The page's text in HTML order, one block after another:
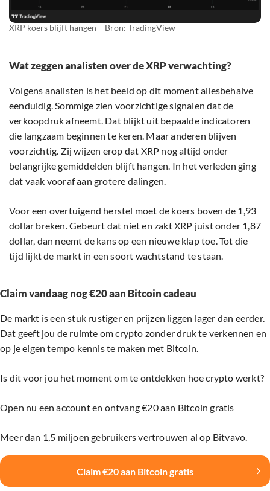
XRP koers blijft hangen – Bron: TradingView
Wat zeggen analisten over de XRP verwachting?
Volgens analisten is het beeld op dit moment allesbehalve
eenduidig. Sommige zien voorzichtige signalen dat de
verkoopdruk afneemt. Dat blijkt uit bepaalde indicatoren
die langzaam beginnen te keren. Maar anderen blijven
voorzichtig. Zij wijzen erop dat XRP nog altijd onder
belangrijke gemiddelden blijft hangen. In het verleden ging
dat vaak vooraf aan grotere dalingen.
Voor een overtuigend herstel moet de koers boven de 1,93
dollar breken. Gebeurt dat niet en zakt XRP juist onder 1,87
dollar, dan neemt de kans op een nieuwe klap toe. Tot die
tijd lijkt de markt in een soort wachtstand te staan.
Claim vandaag nog €20 aan Bitcoin cadeau
De markt is een stuk rustiger en prijzen liggen lager dan eerder.
Dat geeft jou de ruimte om crypto zonder druk te verkennen en
op je eigen tempo kennis te maken met Bitcoin.
Is dit voor jou het moment om te ontdekken hoe crypto werkt?
Open nu een account en ontvang €20 aan Bitcoin gratis
Meer dan 1,5 miljoen gebruikers vertrouwen al op Bitvavo.
Claim €20 aan Bitcoin gratis